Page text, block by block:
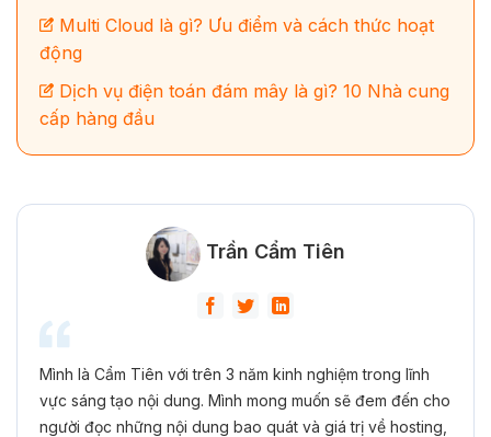
Multi Cloud là gì? Ưu điểm và cách thức hoạt
động
Dịch vụ điện toán đám mây là gì? 10 Nhà cung
cấp hàng đầu
Trần Cẩm Tiên
Mình là Cẩm Tiên với trên 3 năm kinh nghiệm trong lĩnh
vực sáng tạo nội dung. Mình mong muốn sẽ đem đến cho
người đọc những nội dung bao quát và giá trị về hosting,